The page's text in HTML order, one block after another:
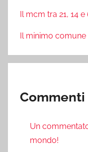
Il mcm tra 21, 14 e
Il minimo comune
Un
mondo!